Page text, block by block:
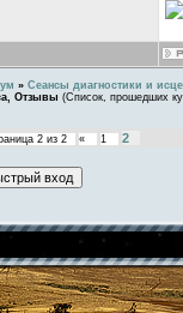
» Сеансы диагностики и
Отзывы (Список, прошедших
2 из 2 « 1 2